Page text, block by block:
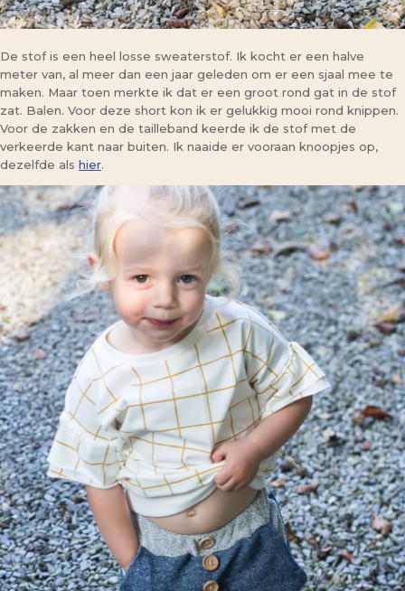
De stof is een heel losse sweaterstof. Ik kocht er een halve
meter van, al meer dan een jaar geleden om er een sjaal mee te
maken. Maar toen merkte ik dat er een groot rond gat in de stof
zat. Balen. Voor deze short kon ik er gelukkig mooi rond knippen.
Voor de zakken en de tailleband keerde ik de stof met de
verkeerde kant naar buiten. Ik naaide er vooraan knoopjes op,
dezelfde als hier.